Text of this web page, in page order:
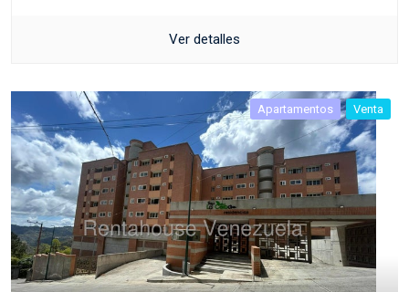
Ver detalles
Apartamentos Venta